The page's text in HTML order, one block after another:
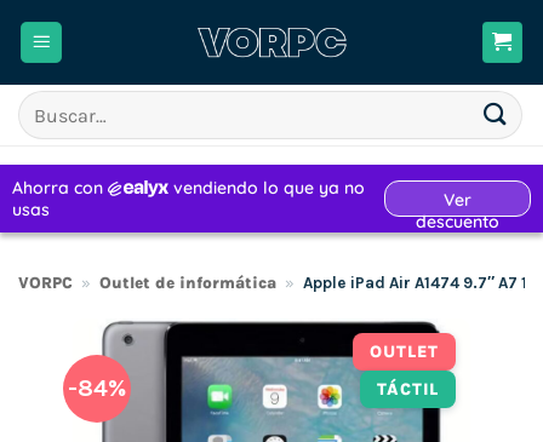
Buscar
por:
VORPC » Outlet de informática » Apple iPad Air A1474 9.7″ A7
OUTLET
TÁCTIL
-84%